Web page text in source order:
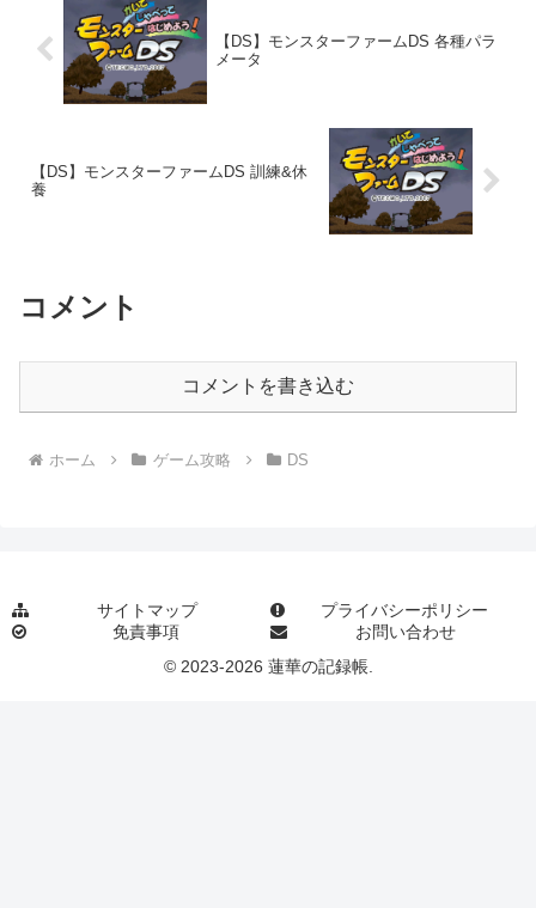
【DS】モンスターファームDS 各種パラ
メータ
【DS】モンスターファームDS 訓練&休
養
コメント
コメントを書き込む
ホーム ゲーム攻略 DS
サイトマップ
プライバシーポリシー
免責事項
お問い合わせ
© 2023-2026 蓮華の記録帳.